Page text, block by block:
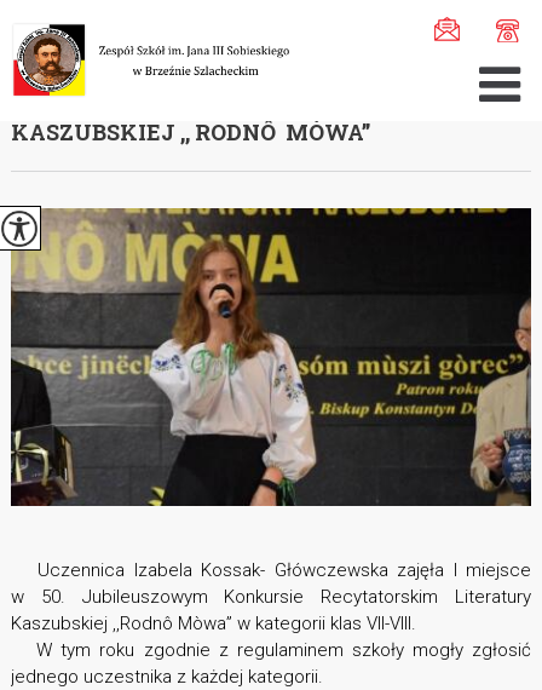
50. KONKURS RECYTATO ...
50. KONKURS RECYTATORSKI LITERATURY
KASZUBSKIEJ ,, RODNÔ MÒWA”
Uczennica Izabela Kossak- Główczewska zajęła I miejsce
w 50. Jubileuszowym Konkursie Recytatorskim Literatury
Kaszubskiej ,,Rodnô Mòwa” w kategorii klas VII-VIII.
W tym roku zgodnie z regulaminem szkoły mogły zgłosić
jednego uczestnika z każdej kategorii.